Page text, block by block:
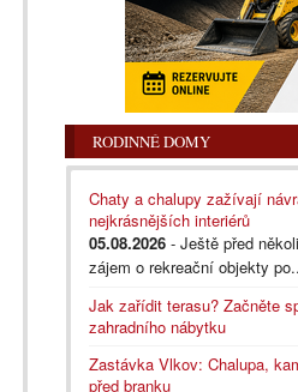
RODINNÉ DOMY
Chaty a chalupy zažívají
nejkrásnějších interiérů
05.08.2026 - Ještě před
zájem o rekreační objekty
Jak zařídit terasu? Začněte
zahradního nábytku
Zastávka Vlkov: Chalupa,
před branku